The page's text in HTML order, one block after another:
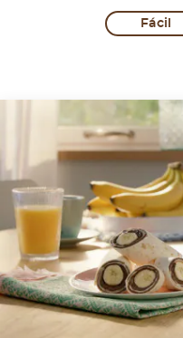
Fácil